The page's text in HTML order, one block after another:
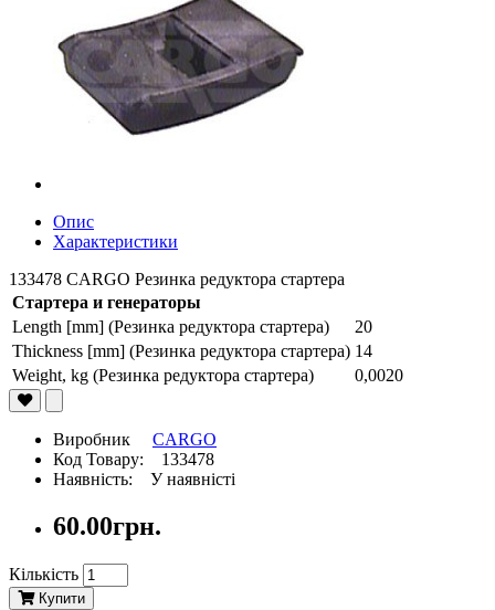
Опис
Характеристики
133478 CARGO Резинка редуктора стартера
Стартера и генераторы
Length [mm] (Резинка редуктора стартера)
20
Thickness [mm] (Резинка редуктора стартера) 14
Weight, kg (Резинка редуктора стартера)
0,0020
Виробник CARGO
Код Товару: 133478
Наявність: У наявністі
60.00грн.
Кількість
Купити